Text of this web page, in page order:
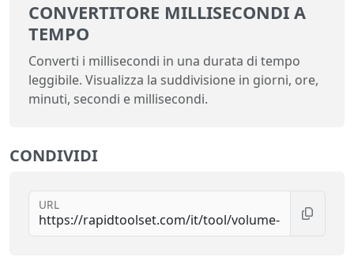
CONVERTITORE MILLISECONDI A
TEMPO
Converti i millisecondi in una durata di tempo
leggibile. Visualizza la suddivisione in giorni, ore,
minuti, secondi e millisecondi.
CONDIVIDI
URL